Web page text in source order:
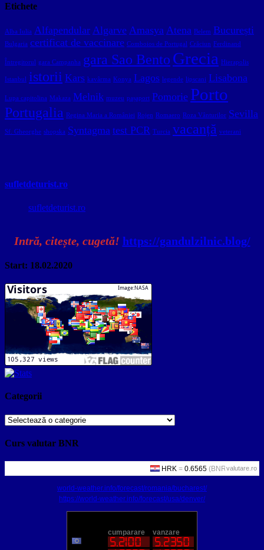
Etichete
Alba Iulia Alfapendular Algarve Amasya Atena Belem București
Bulgaria certificat de vaccinare Comboios de Portugal Crăciun Ferdinand
Întregitorul gara Campanha gara Sao Bento Grecia Hierapolis
Istanbul istorii Kars kavârma Konya Lagos legende lipscani Lisabona
Lupa capitolina Makaza Melnik muzeu pașaport Pomorie Porto
Portugalia Regina Maria a României Rojen Romaero Roza Vânturilor Sevilla
Sf. Gheorghe shopska Syntagma test PCR Turcia vacanță veterani
sufletdeturist.ro
sufletdeturist.ro
Intră, citește, cugetă! https://gandulzilnic.blog/
Start: 18.02.2020
Categorii
Categorii
Curs valutar BNR
valutare.ro
world-weather.info/forecast/romania/bucharest/
https://world-weather.info/forecast/usa/denver/